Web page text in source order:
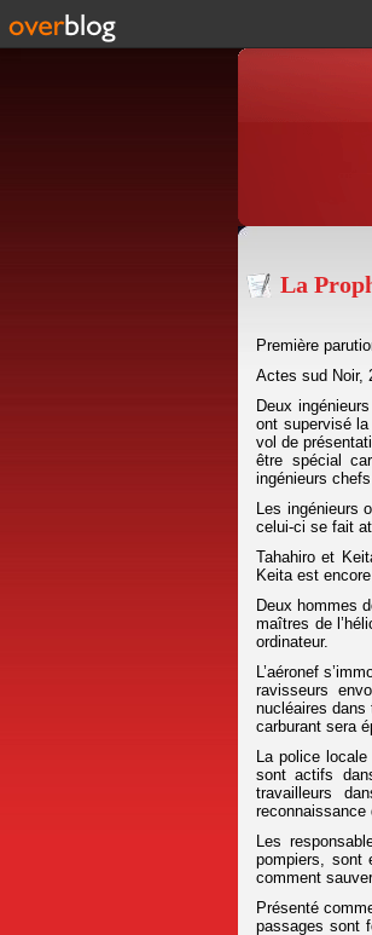
La
Première
Actes sud Noir,
Deux
ont supervisé
vol de
être spécial
ingénieurs
Les ingénieurs
celui-ci se fait
Tahahiro et
Keita est
Deux hommes
maîtres de
ordinateur.
L’aéronef
ravisseurs
nucléaires dans
carburant sera
La police
sont actifs
travailleurs
Les
pompiers, sont
comment
Présenté
passages sont